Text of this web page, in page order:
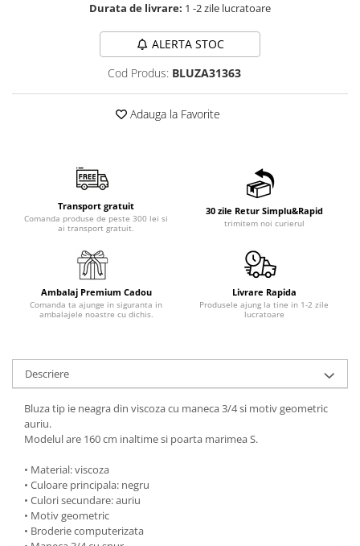
Durata de livrare: 1 -2 zile lucratoare
ALERTA STOC
Cod Produs: BLUZA31363
Adauga la Favorite
Transport gratuit
Comanda produse de peste 300 lei si
ai transport gratuit.
30 zile Retur Simplu&Rapid
trimitem noi curierul
Ambalaj Premium Cadou
Comanda ta ajunge in siguranta in
ambalajele noastre cu dichis.
Livrare Rapida
Produsele ajung la tine in 1-2 zile
lucratoare
Descriere
Bluza tip ie neagra din viscoza cu maneca 3/4 si motiv geometric
auriu.
Modelul are 160 cm inaltime si poarta marimea S.
• Material: viscoza
• Culoare principala: negru
• Culori secundare: auriu
• Motiv geometric
• Broderie computerizata